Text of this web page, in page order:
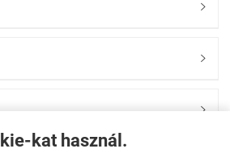
kat használ.


